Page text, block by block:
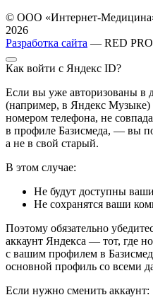
© ООО «Интернет-
2026
Разработка сайта — RED
Как войти с Яндекс ID?
Если вы уже авторизованы в
(например, в Яндекс Музыке)
номером телефона, не
в профиле Базисмеда, — вы
а не в свой старый.
В этом случае:
Не будут доступны
Не сохранятся ваши
Поэтому обязательно
аккаунт Яндекса — тот, где
с вашим профилем в
основной профиль со всеми
Если нужно сменить аккаунт: